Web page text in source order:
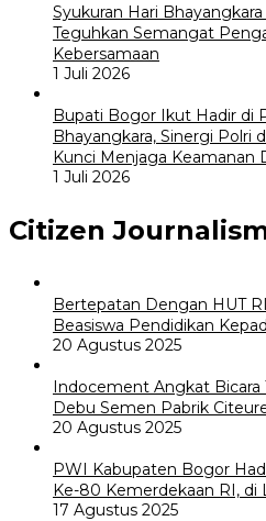
Syukuran Hari
Teguhkan Semangat
Kebersamaan
1 Juli 2026
Bupati Bogor Ikut Hadir di
Bhayangkara, Sinergi Polri
Kunci Menjaga Keamanan
1 Juli 2026
Citizen
Bertepatan Dengan HUT
Beasiswa Pendidikan
20 Agustus 2025
Indocement Angkat Bicara
Debu Semen Pabrik
20 Agustus 2025
PWI Kabupaten Bogor
Ke-80 Kemerdekaan RI, di
17 Agustus 2025